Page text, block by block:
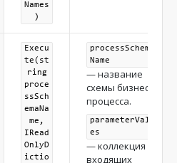
Names
)
Execu
te(st
ring
proce
ssSch
emaNa
me,
IRead
OnlyD
ictio
processSchema
Name
— название
схемы бизнес-
процесса.
parameterValu
es
— коллекция
входящих